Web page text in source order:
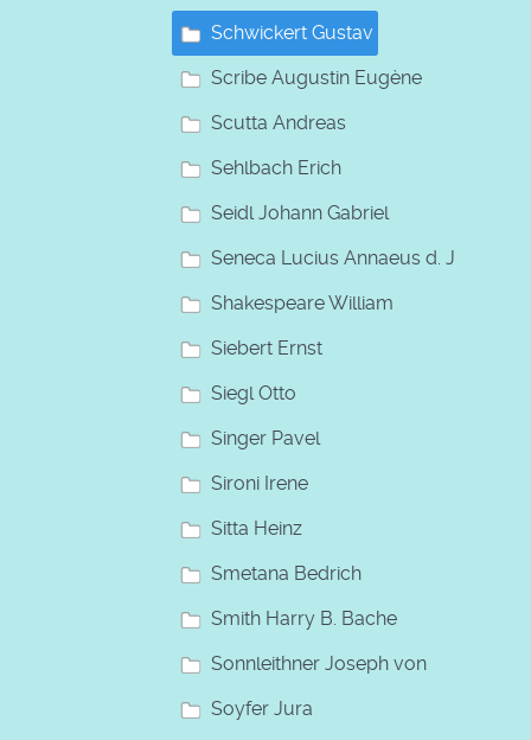
Schwickert Gustav
Scribe Augustin Eugène
Scutta Andreas
Sehlbach Erich
Seidl Johann Gabriel
Seneca Lucius Annaeus d. J
Shakespeare William
Siebert Ernst
Siegl Otto
Singer Pavel
Sironi Irene
Sitta Heinz
Smetana Bedrich
Smith Harry B. Bache
Sonnleithner Joseph von
Soyfer Jura